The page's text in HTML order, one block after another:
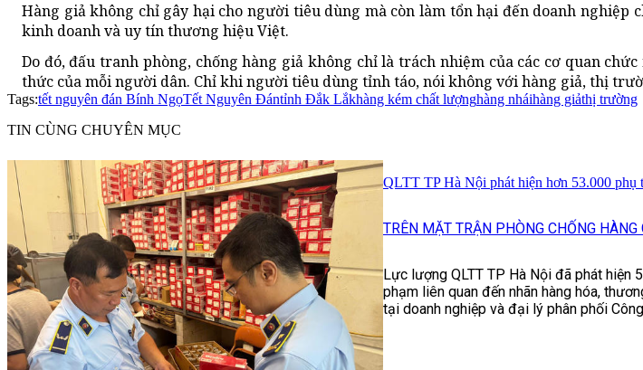
Hàng giả không chỉ gây hại cho người tiêu dùng mà còn làm tổn hại đến doanh nghiệp
kinh doanh và uy tín thương hiệu Việt.
Do đó, đấu tranh phòng, chống hàng giả không chỉ là trách nhiệm của các cơ quan
thức của mỗi người dân. Chỉ khi người tiêu dùng tỉnh táo, nói không với hàng giả, thị
Tags:tết nguyên đán Bính NgọTết Nguyên Đántỉnh Đắk Lắkhàng kém chất lượnghàng nháihàng giảthị trường
TIN CÙNG CHUYÊN MỤC
QLTT TP Hà Nội phát hiện hơn 53.000 phụ
TRÊN MẶT TRẬN PHÒNG CHỐNG HÀNG
Lực lượng QLTT TP Hà Nội đã phát hiện
phạm liên quan đến nhãn hàng hóa,
tại doanh nghiệp và đại lý phân phối